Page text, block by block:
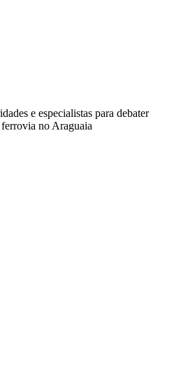
e especialistas para debater
no Araguaia